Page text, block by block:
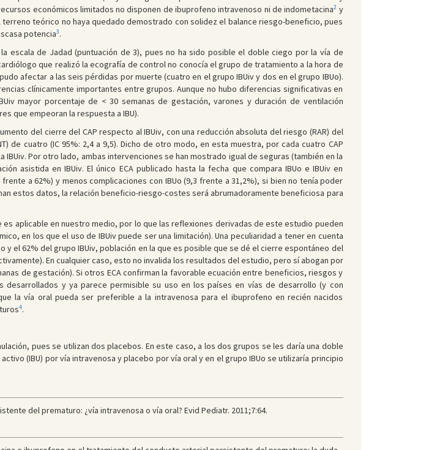
económicos limitados no disponen de ibuprofeno intravenoso ni de indometacina2 y
teórico no haya quedado demostrado con solidez el balance riesgo-beneficio, pues
potencia3.
escala de Jadad (puntuación de 3), pues no ha sido posible el doble ciego por la vía de
que realizó la ecografía de control no conocía el grupo de tratamiento a la hora de
afectar a las seis pérdidas por muerte (cuatro en el grupo IBUiv y dos en el grupo IBUo).
clínicamente importantes entre grupos. Aunque no hubo diferencias significativas en
mayor porcentaje de < 30 semanas de gestación, varones y duración de ventilación
que empeoran la respuesta a IBU).
del cierre del CAP respecto al IBUiv, con una reducción absoluta del riesgo (RAR) del
de cuatro (IC 95%: 2,4 a 9,5). Dicho de otro modo, en esta muestra, por cada cuatro CAP
Por otro lado, ambas intervenciones se han mostrado igual de seguras (también en la
asistida en IBUiv. El único ECA publicado hasta la fecha que compara IBUo e IBUiv en
a 62%) y menos complicaciones con IBUo (9,3 frente a 31,2%), si bien no tenía poder
estos datos, la relación beneficio-riesgo-costes será abrumadoramente beneficiosa para
es aplicable en nuestro medio, por lo que las reflexiones derivadas de este estudio pueden
en los que el uso de IBUiv puede ser una limitación). Una peculiaridad a tener en cuenta
y el 62% del grupo IBUiv, población en la que es posible que se dé el cierre espontáneo del
En cualquier caso, esto no invalida los resultados del estudio, pero sí abogan por
de gestación). Si otros ECA confirman la favorable ecuación entre beneficios, riesgos y
y ya parece permisible su uso en los países en vías de desarrollo (y con
la vía oral pueda ser preferible a la intravenosa para el ibuprofeno en recién nacidos
4.
pues se utilizan dos placebos. En este caso, a los dos grupos se les daría una doble
(IBU) por vía intravenosa y placebo por vía oral y en el grupo IBUo se utilizaría principio
del prematuro: ¿vía intravenosa o vía oral? Evid Pediatr. 2011;7:64.